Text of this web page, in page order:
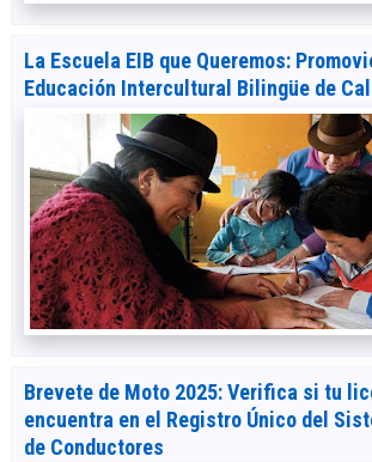
La Escuela EIB que Queremos:
Educación Intercultural Bilingüe de
Brevete de Moto 2025: Verifica si tu
encuentra en el Registro Único del
de Conductores